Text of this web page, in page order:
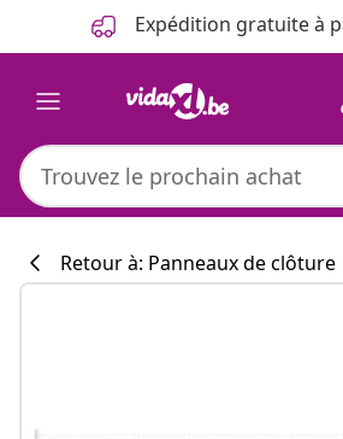
Expédition gratuite à
Retour à: Panneaux de clôture